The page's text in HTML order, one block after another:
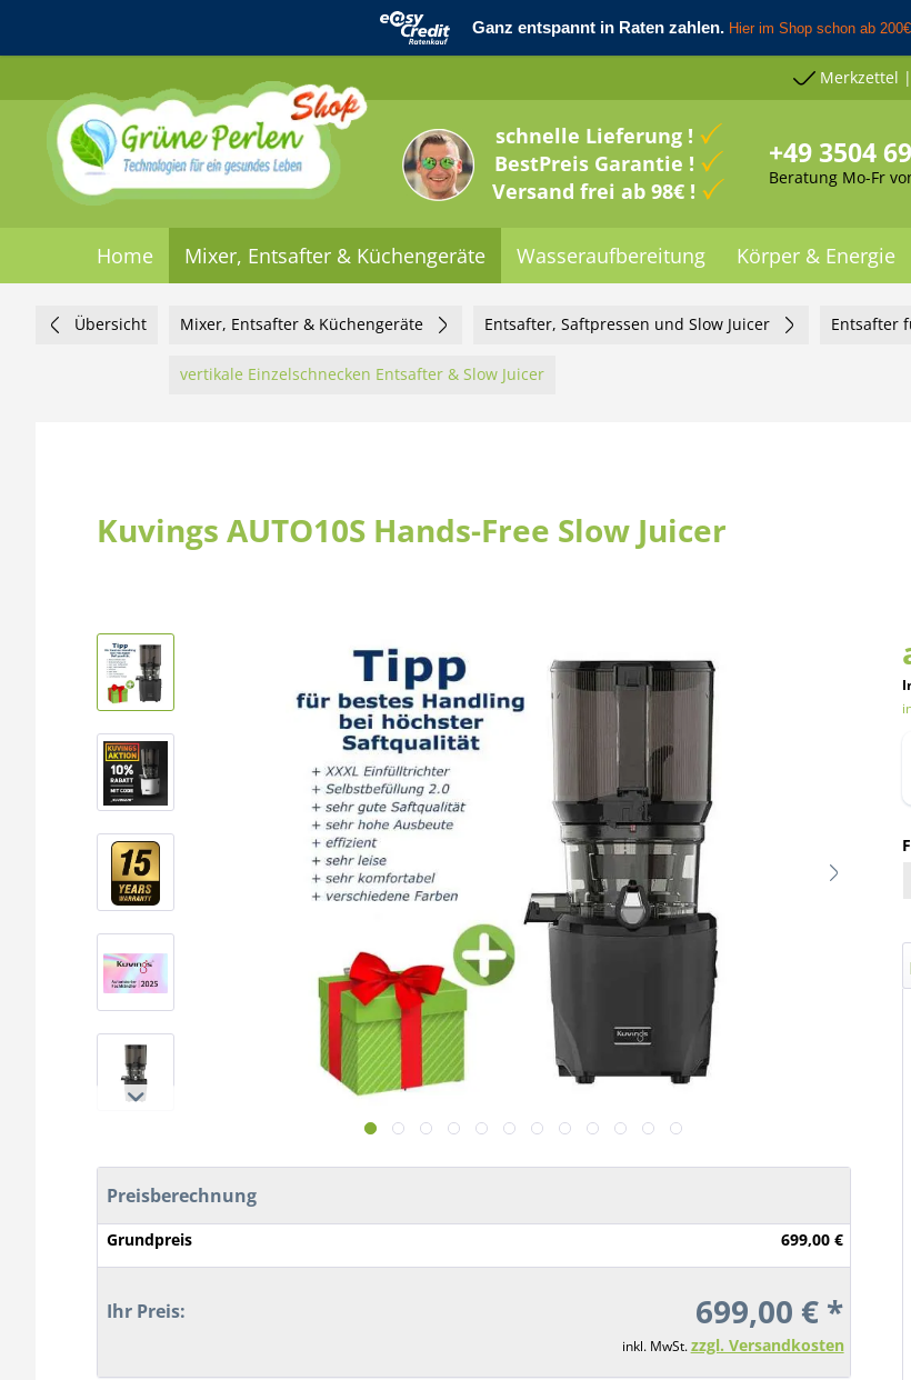
Merkzettel
schnelle Lieferung !
BestPreis Garantie !
Versand frei ab 98€ !
+49 3504
Beratung Mo-Fr
Home Mixer, Entsafter & Küchengeräte Wasseraufbereitung Körper & Energie
Übersicht Mixer, Entsafter & Küchengeräte Entsafter, Saftpressen und Slow Juicer Entsafter
vertikale Einzelschnecken Entsafter & Slow Juicer
Kuvings AUTO10S Hands-Free Slow Juicer
Preisberechnung
Grundpreis 699,00 €
Ihr Preis: 699,00 € *
inkl. MwSt.zzgl. Versandkosten